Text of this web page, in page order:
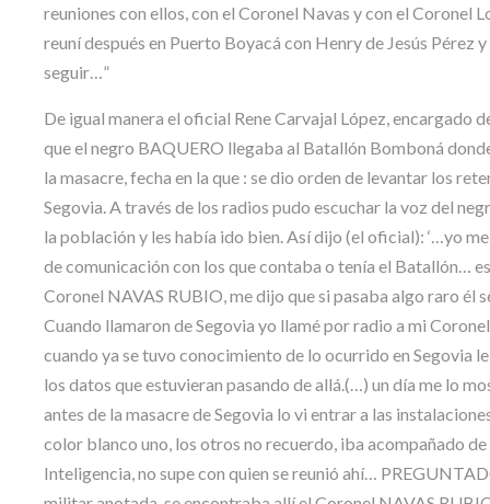
reuniones con ellos, con el Coronel Navas y con el Coronel
reuní después en Puerto Boyacá con Henry de Jesús
seguir…”
De igual manera el oficial Rene Carvajal López, encargado
que el negro BAQUERO llegaba al Batallón Bomboná
la masacre, fecha en la que : se dio orden de levantar los
Segovia. A través de los radios pudo escuchar la voz del
la población y les había ido bien. Así dijo (el oficial): ‘…yo
de comunicación con los que contaba o tenía el Batallón…
Coronel NAVAS RUBIO, me dijo que si pasaba algo raro él
Cuando llamaron de Segovia yo llamé por radio a mi
cuando ya se tuvo conocimiento de lo ocurrido en Segovia
los datos que estuvieran pasando de allá.(…) un día me lo
antes de la masacre de Segovia lo vi entrar a las
color blanco uno, los otros no recuerdo, iba acompañado
Inteligencia, no supe con quien se reunió ahí…